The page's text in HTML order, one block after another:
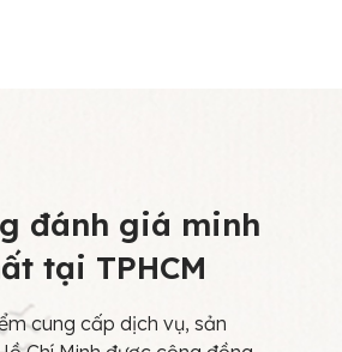
đánh giá minh
tại TPHCM
cung cấp dịch vụ, sản